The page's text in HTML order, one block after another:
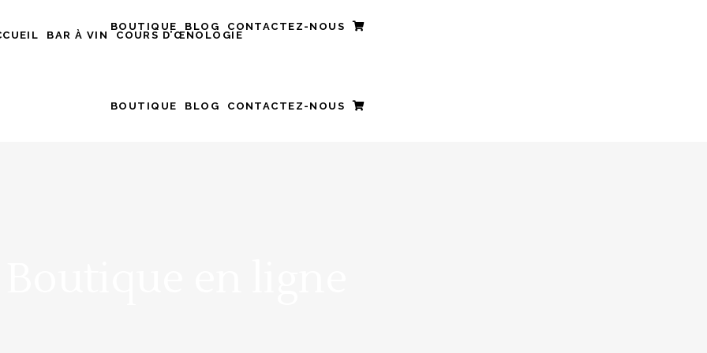
BAR À VIN COURS D’ŒNOLOGIE
BOUTIQUE BLOG CONTACTEZ-NOUS
BOUTIQUE BLOG CONTACTEZ-NOUS